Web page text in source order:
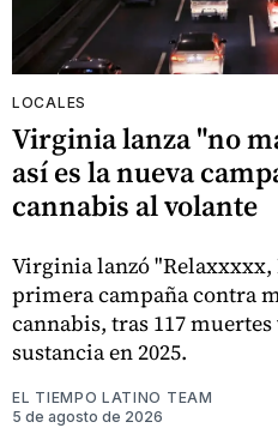
LOCALES
Virginia lanza "no
así es la nueva
cannabis al volante
Virginia lanzó "Relaxxxxx,
primera campaña contra
cannabis, tras 117
sustancia en 2025.
EL TIEMPO LATINO TEAM
5 de agosto de 2026